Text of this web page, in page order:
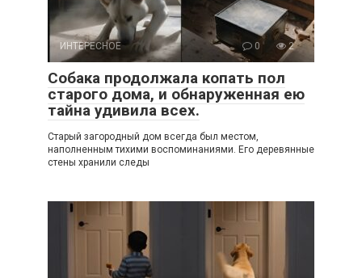
ИНТЕРЕСНОЕ 0 2
Собака продолжала копать пол
старого дома, и обнаруженная ею
тайна удивила всех.
Старый загородный дом всегда был местом,
наполненным тихими воспоминаниями. Его деревянные
стены хранили следы